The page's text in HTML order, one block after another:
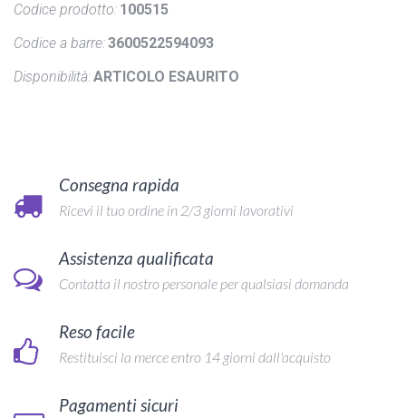
Codice prodotto: 100515
Codice a barre:3600522594093
Disponibilità:ARTICOLO ESAURITO
Consegna rapida
Ricevi il tuo ordine in 2/3 giorni lavorativi
Assistenza qualificata
Contatta il nostro personale per qualsiasi domanda
Reso facile
Restituisci la merce entro 14 giorni dall'acquisto
Pagamenti sicuri